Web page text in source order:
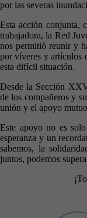
por las severas
Esta acción conjunta,
trabajadora, la Red
nos permitió reunir y
por víveres y artículos
esta difícil situación.
Desde la Sección
de los compañeros y
unión y el apoyo
Este apoyo no es
esperanza y un
sabemos, la
juntos, podemos